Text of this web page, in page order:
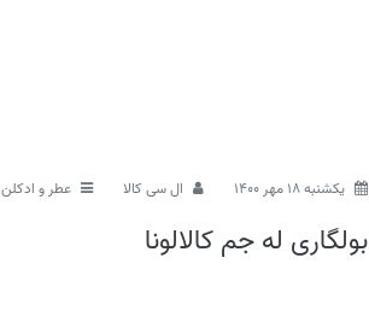
يكشنبه 18 مهر 1400 ال سی کالا عطر و ادکلن
بولگاری له جم کالالونا